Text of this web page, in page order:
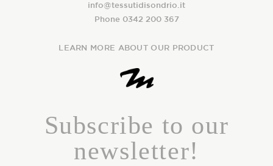
info@tessutidisondrio.it
Phone 0342 200 367
LEARN MORE ABOUT OUR PRODUCT
Subscribe to our
newsletter!